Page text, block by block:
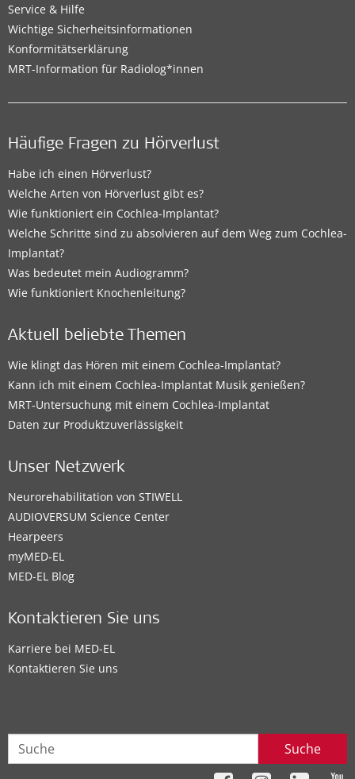
Service & Hilfe
Wichtige Sicherheitsinformationen
Konformitätserklärung
MRT-Information für Radiolog*innen
Häufige Fragen zu Hörverlust
Habe ich einen Hörverlust?
Welche Arten von Hörverlust gibt es?
Wie funktioniert ein Cochlea-Implantat?
Welche Schritte sind zu absolvieren auf dem Weg zum Cochlea-
Implantat?
Was bedeutet mein Audiogramm?
Wie funktioniert Knochenleitung?
Aktuell beliebte Themen
Wie klingt das Hören mit einem Cochlea-Implantat?
Kann ich mit einem Cochlea-Implantat Musik genießen?
MRT-Untersuchung mit einem Cochlea-Implantat
Daten zur Produktzuverlässigkeit
Unser Netzwerk
Neurorehabilitation von STIWELL
AUDIOVERSUM Science Center
Hearpeers
myMED‑EL
MED-EL Blog
Kontaktieren Sie uns
Karriere bei MED-EL
Kontaktieren Sie uns
Suche